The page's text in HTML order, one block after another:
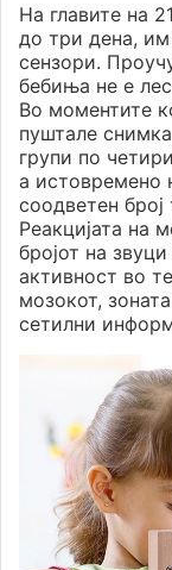
На главите на
до три дена,
сензори.
бебиња не е
Во моментите
пуштале
групи по
а истовремено
соодветен број
Реакцијата на
бројот на
активност во
мозокот,
сетилни